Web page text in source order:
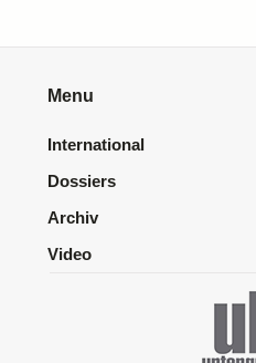
Menu
International
Dossiers
Archiv
Video